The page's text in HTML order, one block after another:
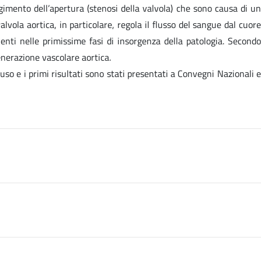
dell’apertura (stenosi della valvola) che sono causa di un
aortica, in particolare, regola il flusso del sangue dal cuore
nelle primissime fasi di insorgenza della patologia. Secondo
vascolare aortica.
e i primi risultati sono stati presentati a Convegni Nazionali e